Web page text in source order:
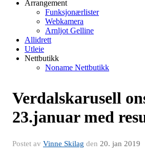
Arrangement
Funksjonærlister
Webkamera
Arnljot Gelline
Allidrett
Utleie
Nettbutikk
Noname Nettbutikk
Verdalskarusell
23.januar med
Postet av Vinne Skilag den 20. jan 2019